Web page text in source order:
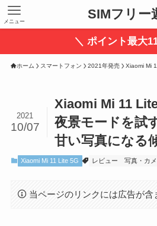
SIMフリー
メニュー
＼ ポイント最大
ホーム スマートフォン 2021年発売 Xiaomi Mi
Xiaomi Mi 11
夜景モードを試
甘い写真になる
2021
10/07
Xiaomi Mi 11 Lite 5G レビュー 写真・カ
当ページのリンクには広告が含